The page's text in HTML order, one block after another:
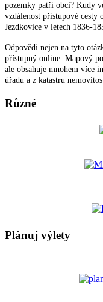
pozemky patří obci? Kudy
vzdálenost přístupové cesty
Jezdkovice v letech 1836-
Odpovědi nejen na tyto
přístupný online. Mapový
ale obsahuje mnohem více
úřadu a z katastru
Různé
Plánuj výlety